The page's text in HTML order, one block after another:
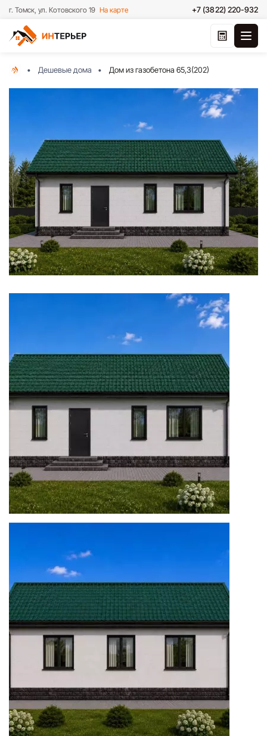
г. Томск, ул. Котовского 19 На карте +7 (3822) 220-932
Дешевые дома Дом из газобетона 65,3(202)